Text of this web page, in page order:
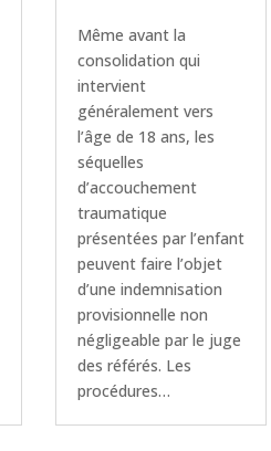
Même avant la
consolidation qui
intervient
généralement vers
l’âge de 18 ans, les
séquelles
d’accouchement
traumatique
présentées par l’enfant
peuvent faire l’objet
d’une indemnisation
provisionnelle non
négligeable par le juge
des référés. Les
procédures…